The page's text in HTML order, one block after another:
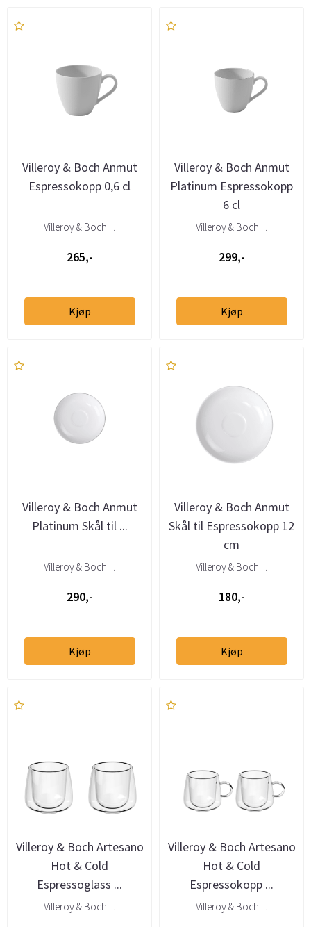
Villeroy & Boch Anmut
Espressokopp 0,6 cl
Villeroy & Boch ...
265,-
Kjøp
Villeroy & Boch Anmut
Platinum Espressokopp
6 cl
Villeroy & Boch ...
299,-
Kjøp
Villeroy & Boch Anmut
Platinum Skål til ...
Villeroy & Boch ...
290,-
Kjøp
Villeroy & Boch Anmut
Skål til Espressokopp 12
cm
Villeroy & Boch ...
180,-
Kjøp
Villeroy & Boch Artesano
Hot & Cold
Espressoglass ...
Villeroy & Boch ...
Villeroy & Boch Artesano
Hot & Cold
Espressokopp ...
Villeroy & Boch ...